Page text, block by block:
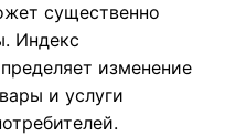
существенно
Индекс
изменение
и услуги